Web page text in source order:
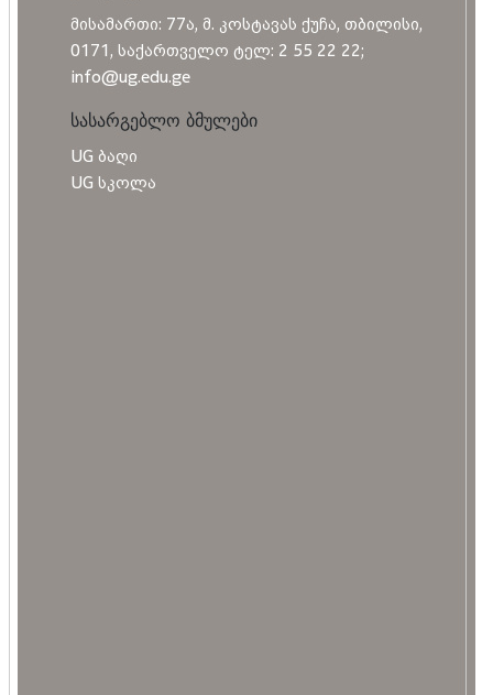
მისამართი: 77ა, მ. კოსტავას ქუჩა, თბილისი,
0171, საქართველო ტელ: 2 55 22 22;
info@ug.edu.ge
სასარგებლო ბმულები
UG ბაღი
UG სკოლა